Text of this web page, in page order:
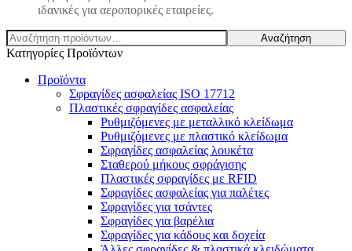
ιδανικές για αεροπορικές εταιρείες.
Αναζήτηση
για:
Αναζήτηση
Κατηγορίες Προϊόντων
Προϊόντα
Σφραγίδες ασφαλείας ISO 17712
Πλαστικές σφραγίδες ασφαλείας
Ρυθμιζόμενες με μεταλλικό κλείδωμα
Ρυθμιζόμενες με πλαστικό κλείδωμα
Σφραγίδες ασφαλείας λουκέτα
Σταθερού μήκους σφράγισης
Πλαστικές σφραγίδες με RFID
Σφραγίδες ασφαλείας για παλέτες
Σφραγίδες για τσάντες
Σφραγίδες για βαρέλια
Σφραγίδες για κάδους και δοχεία